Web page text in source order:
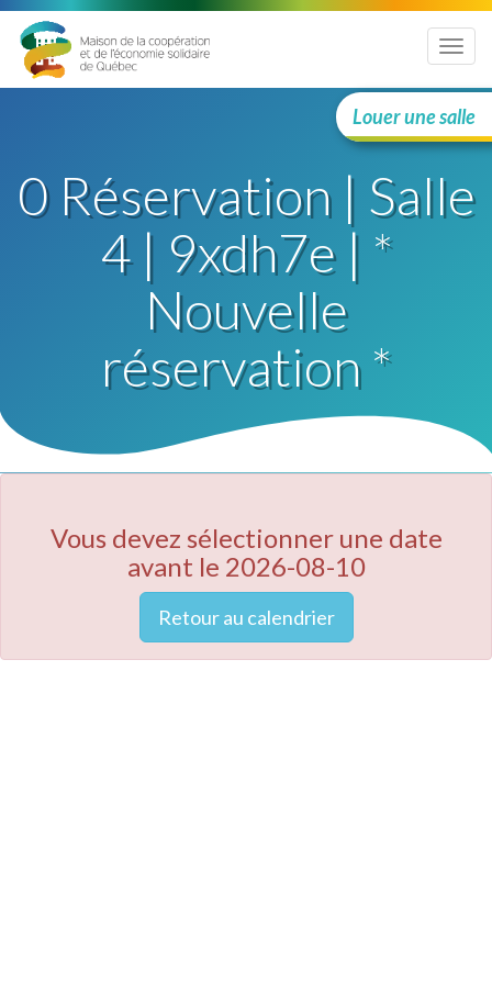
Menu
Louer une salle
0 Réservation | Salle
4 | 9xdh7e | *
Nouvelle
réservation *
Vous devez sélectionner une date
avant le 2026-08-10
Retour au calendrier